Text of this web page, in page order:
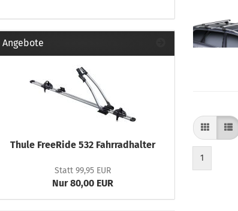
Dachskiträger
Thule Ersatzteile
Gepäck und Reisetaschen
1
Angebote
Thule FreeRide 532 Fahrradhalter
Statt 99,95 EUR
Nur 80,00 EUR